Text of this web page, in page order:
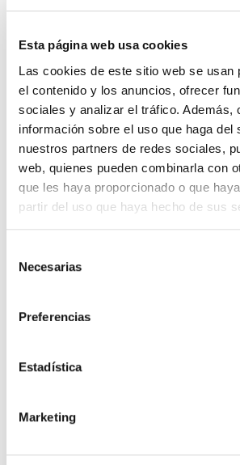
Esta página web usa cookies
Las cookies de este sitio web se usan
el contenido y los anuncios, ofrecer
sociales y analizar el tráfico. Además,
información sobre el uso que haga del
nuestros partners de redes sociales,
web, quienes pueden combinarla con
que les haya proporcionado o que
partir del uso que haya hecho de sus
Necesarias
Preferencias
Estadística
Marketing
acompañada de las cuatro barras
región
La camiseta cuenta con la
la cual mantiene al deportista seco
todo momento. Su tecnología de
humedad aleja el sudor de la piel y
rápidamente, ayudando a regular
corporal. El tejido transpirable
circulación del aire, ofreciendo una
frescura y ligereza durante cualquier
Tags:#camiseta#blanquilla
Press to skip carousel
PRODUCTOS RELACIONADOS